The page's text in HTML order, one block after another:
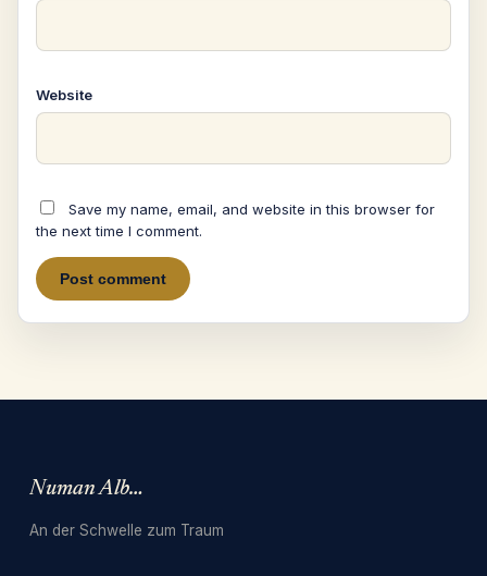
Website
Save my name, email, and website in this browser for
the next time I comment.
Numan Albarbari
An der Schwelle zum Traum